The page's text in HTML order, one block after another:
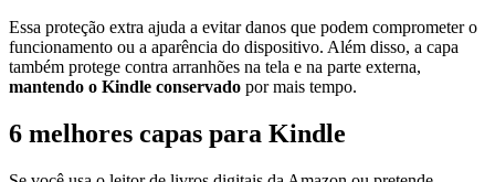
Essa proteção extra ajuda a evitar danos que podem comprometer o
funcionamento ou a aparência do dispositivo. Além disso, a capa
também protege contra arranhões na tela e na parte externa,
mantendo o Kindle conservado por mais tempo.
6 melhores capas para Kindle